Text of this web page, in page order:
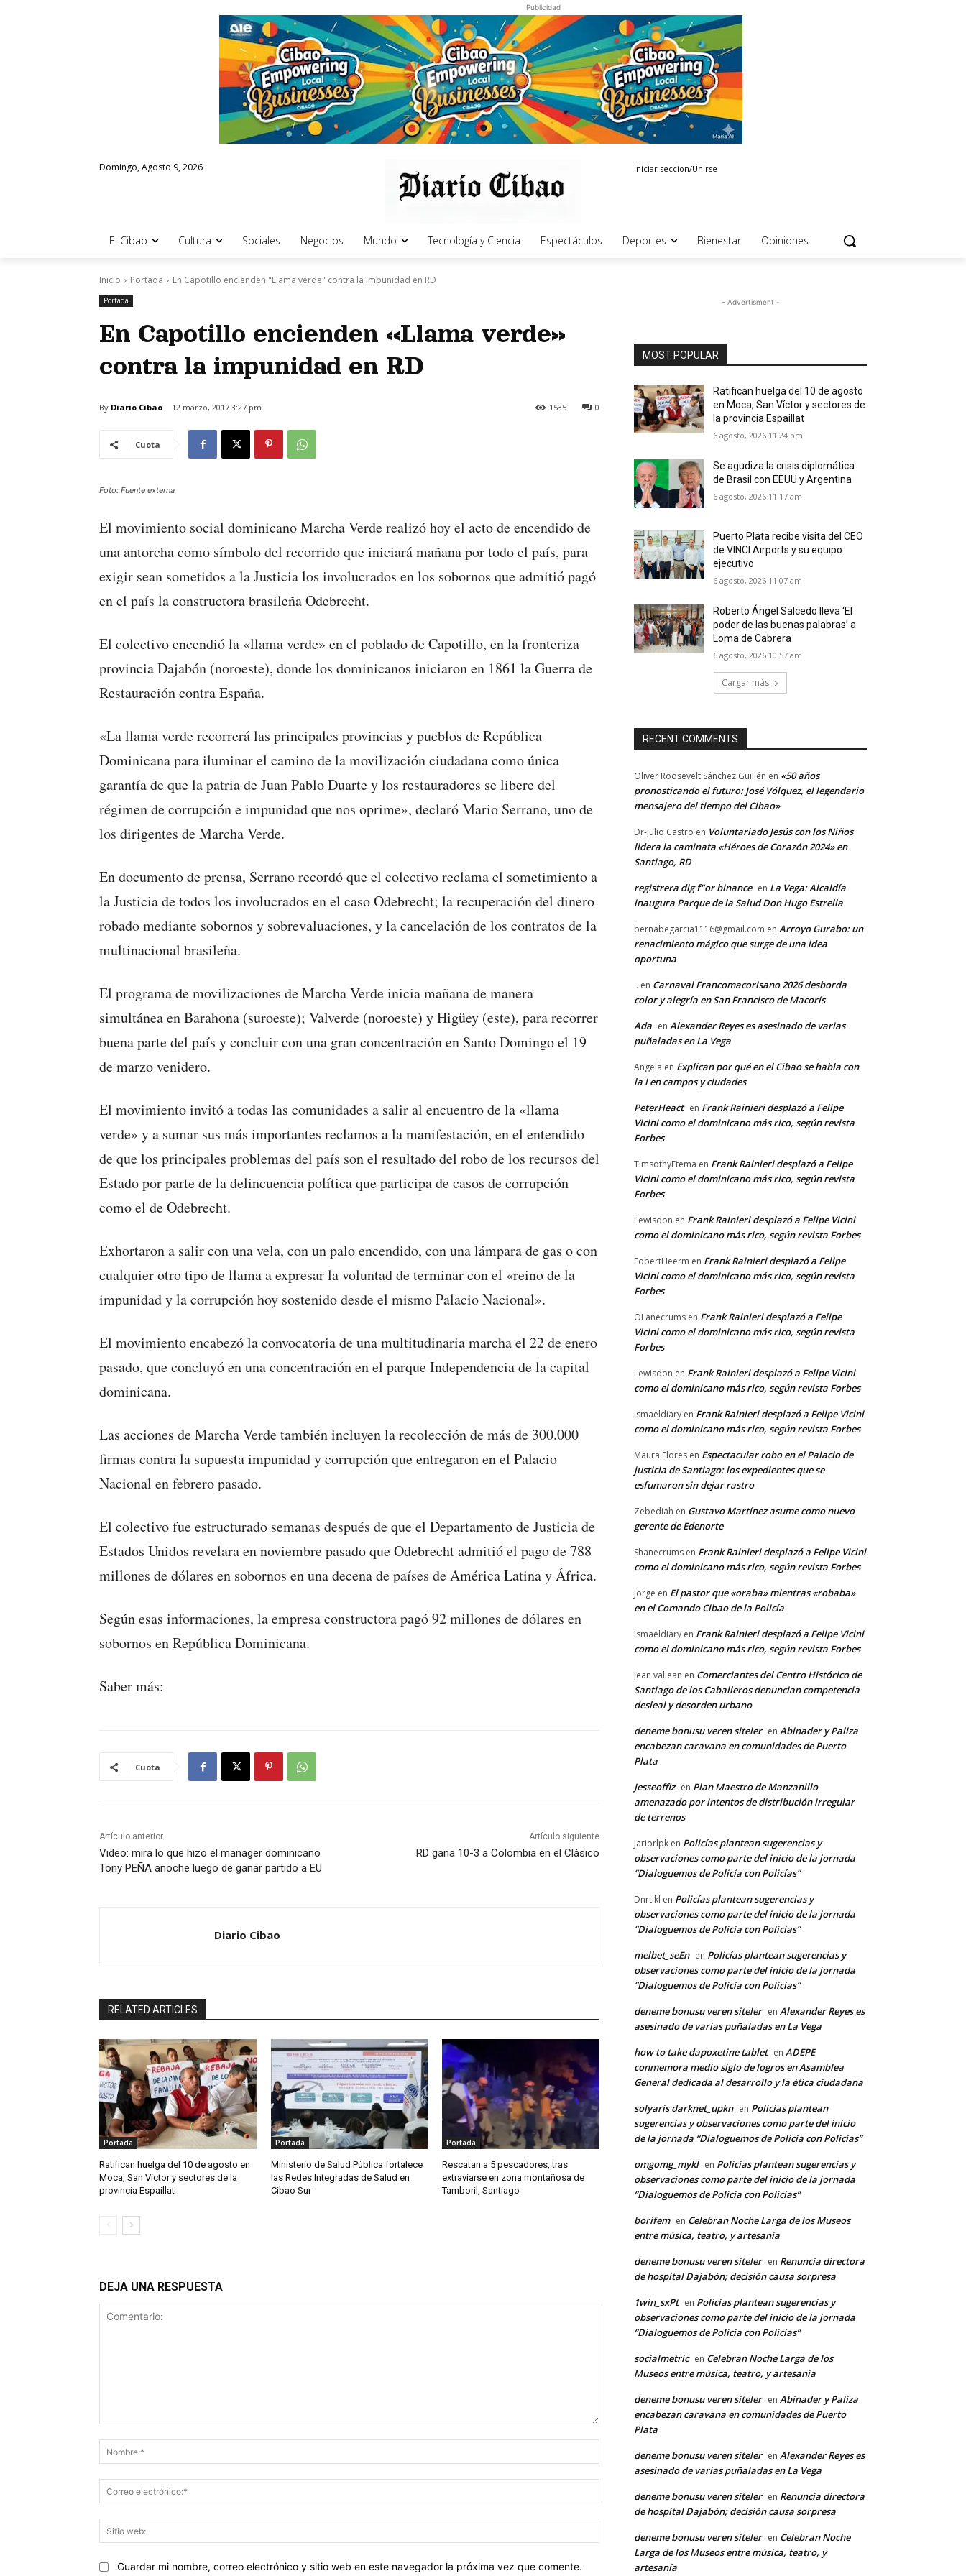
Publicidad
Domingo, Agosto 9, 2026 Iniciar seccion/Unirse
El Cibao Cultura Sociales Negocios Mundo Tecnología y Ciencia Espectáculos Deportes Bienestar Opiniones
Inicio Portada En Capotillo encienden "Llama verde" contra la impunidad en RD
Portada
En Capotillo encienden «Llama verde»
contra la impunidad en RD
By Diario Cibao 12 marzo, 2017 3:27 pm 0
1535
Cuota
Foto: Fuente externa
El movimiento social dominicano Marcha Verde realizó hoy el acto de encendido de
una antorcha como símbolo del recorrido que iniciará mañana por todo el país, para
exigir sean sometidos a la Justicia los involucrados en los sobornos que admitió pagó
en el país la constructora brasileña Odebrecht.
El colectivo encendió la «llama verde» en el poblado de Capotillo, en la fronteriza
provincia Dajabón (noroeste), donde los dominicanos iniciaron en 1861 la Guerra de
Restauración contra España.
«La llama verde recorrerá las principales provincias y pueblos de República
Dominicana para iluminar el camino de la movilización ciudadana como única
garantía de que la patria de Juan Pablo Duarte y los restauradores se libere del
régimen de corrupción e impunidad que nos oprime», declaró Mario Serrano, uno de
los dirigentes de Marcha Verde.
En documento de prensa, Serrano recordó que el colectivo reclama el sometimiento a
la Justicia de todos los involucrados en el caso Odebrecht; la recuperación del dinero
robado mediante sobornos y sobrevaluaciones, y la cancelación de los contratos de la
multinacional brasileña.
El programa de movilizaciones de Marcha Verde inicia mañana de manera
simultánea en Barahona (suroeste); Valverde (noroeste) y Higüey (este), para recorrer
buena parte del país y concluir con una gran concentración en Santo Domingo el 19
de marzo venidero.
El movimiento invitó a todas las comunidades a salir al encuentro de la «llama
verde» y a sumar sus más importantes reclamos a la manifestación, en el entendido
de que los principales problemas del país son el resultado del robo de los recursos del
Estado por parte de la delincuencia política que participa de casos de corrupción
como el de Odebrecht.
Exhortaron a salir con una vela, con un palo encendido, con una lámpara de gas o con
cualquier otro tipo de llama a expresar la voluntad de terminar con el «reino de la
impunidad y la corrupción hoy sostenido desde el mismo Palacio Nacional».
El movimiento encabezó la convocatoria de una multitudinaria marcha el 22 de enero
pasado, que concluyó en una concentración en el parque Independencia de la capital
dominicana.
Las acciones de Marcha Verde también incluyen la recolección de más de 300.000
firmas contra la supuesta impunidad y corrupción que entregaron en el Palacio
Nacional en febrero pasado.
El colectivo fue estructurado semanas después de que el Departamento de Justicia de
Estados Unidos revelara en noviembre pasado que Odebrecht admitió el pago de 788
millones de dólares en sobornos en una decena de países de América Latina y África.
Según esas informaciones, la empresa constructora pagó 92 millones de dólares en
sobornos en República Dominicana.
Saber más:
Cuota
Artículo anterior
Video: mira lo que hizo el manager dominicano
Tony PEÑA anoche luego de ganar partido a EU
Artículo siguiente
RD gana 10-3 a Colombia en el Clásico
Diario Cibao
RELATED ARTICLES
Portada
Ratifican huelga del 10 de agosto en
Moca, San Víctor y sectores de la
provincia Espaillat
Portada
Ministerio de Salud Pública fortalece
las Redes Integradas de Salud en
Cibao Sur
Portada
Rescatan a 5 pescadores, tras
extraviarse en zona montañosa de
Tamboril, Santiago
DEJA UNA RESPUESTA
electrónico:*
web:
Guardar mi nombre, correo electrónico y sitio web en este navegador la próxima vez que comente.
- Advertisment -
MOST POPULAR
Ratifican huelga del 10 de agosto
en Moca, San Víctor y sectores de
la provincia Espaillat
6 agosto, 2026 11:24 pm
Se agudiza la crisis diplomática
de Brasil con EEUU y Argentina
6 agosto, 2026 11:17 am
Puerto Plata recibe visita del CEO
de VINCI Airports y su equipo
ejecutivo
6 agosto, 2026 11:07 am
Roberto Ángel Salcedo lleva ‘El
poder de las buenas palabras’ a
Loma de Cabrera
6 agosto, 2026 10:57 am
Cargar más
RECENT COMMENTS
Oliver Roosevelt Sánchez Guillén en «50 años
pronosticando el futuro: José Vólquez, el legendario
mensajero del tiempo del Cibao»
Dr-Julio Castro en Voluntariado Jesús con los Niños
lidera la caminata «Héroes de Corazón 2024» en
Santiago, RD
registrera dig f"or binance en La Vega: Alcaldía
inaugura Parque de la Salud Don Hugo Estrella
bernabegarcia1116@gmail.com en Arroyo Gurabo: un
renacimiento mágico que surge de una idea
oportuna
.. en Carnaval Francomacorisano 2026 desborda
color y alegría en San Francisco de Macorís
Ada en Alexander Reyes es asesinado de varias
puñaladas en La Vega
Angela en Explican por qué en el Cibao se habla con
la i en campos y ciudades
PeterHeact en Frank Rainieri desplazó a Felipe
Vicini como el dominicano más rico, según revista
Forbes
TimsothyEtema en Frank Rainieri desplazó a Felipe
Vicini como el dominicano más rico, según revista
Forbes
Lewisdon en Frank Rainieri desplazó a Felipe Vicini
como el dominicano más rico, según revista Forbes
FobertHeerm en Frank Rainieri desplazó a Felipe
Vicini como el dominicano más rico, según revista
Forbes
OLanecrums en Frank Rainieri desplazó a Felipe
Vicini como el dominicano más rico, según revista
Forbes
Lewisdon en Frank Rainieri desplazó a Felipe Vicini
como el dominicano más rico, según revista Forbes
Ismaeldiary en Frank Rainieri desplazó a Felipe Vicini
como el dominicano más rico, según revista Forbes
Maura Flores en Espectacular robo en el Palacio de
justicia de Santiago: los expedientes que se
esfumaron sin dejar rastro
Zebediah en Gustavo Martínez asume como nuevo
gerente de Edenorte
Shanecrums en Frank Rainieri desplazó a Felipe Vicini
como el dominicano más rico, según revista Forbes
Jorge en El pastor que «oraba» mientras «robaba»
en el Comando Cibao de la Policía
Ismaeldiary en Frank Rainieri desplazó a Felipe Vicini
como el dominicano más rico, según revista Forbes
Jean valjean en Comerciantes del Centro Histórico de
Santiago de los Caballeros denuncian competencia
desleal y desorden urbano
deneme bonusu veren siteler en Abinader y Paliza
encabezan caravana en comunidades de Puerto
Plata
Jesseoffiz en Plan Maestro de Manzanillo
amenazado por intentos de distribución irregular
de terrenos
Jariorlpk en Policías plantean sugerencias y
observaciones como parte del inicio de la jornada
“Dialoguemos de Policía con Policías”
Dnrtikl en Policías plantean sugerencias y
observaciones como parte del inicio de la jornada
“Dialoguemos de Policía con Policías”
melbet_seEn en Policías plantean sugerencias y
observaciones como parte del inicio de la jornada
“Dialoguemos de Policía con Policías”
deneme bonusu veren siteler en Alexander Reyes es
asesinado de varias puñaladas en La Vega
how to take dapoxetine tablet en ADEPE
conmemora medio siglo de logros en Asamblea
General dedicada al desarrollo y la ética ciudadana
solyaris darknet_upkn en Policías plantean
sugerencias y observaciones como parte del inicio
de la jornada “Dialoguemos de Policía con Policías”
omgomg_mykl en Policías plantean sugerencias y
observaciones como parte del inicio de la jornada
“Dialoguemos de Policía con Policías”
borifem en Celebran Noche Larga de los Museos
entre música, teatro, y artesanía
deneme bonusu veren siteler en Renuncia directora
de hospital Dajabón; decisión causa sorpresa
1win_sxPt en Policías plantean sugerencias y
observaciones como parte del inicio de la jornada
“Dialoguemos de Policía con Policías”
socialmetric en Celebran Noche Larga de los
Museos entre música, teatro, y artesanía
deneme bonusu veren siteler en Abinader y Paliza
encabezan caravana en comunidades de Puerto
Plata
deneme bonusu veren siteler en Alexander Reyes es
asesinado de varias puñaladas en La Vega
deneme bonusu veren siteler en Renuncia directora
de hospital Dajabón; decisión causa sorpresa
deneme bonusu veren siteler en Celebran Noche
Larga de los Museos entre música, teatro, y
artesanía